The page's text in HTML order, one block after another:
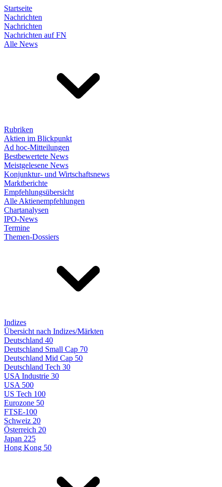
Startseite
Nachrichten
Nachrichten
Nachrichten auf FN
Alle News
Rubriken
Aktien im Blickpunkt
Ad hoc-Mitteilungen
Bestbewertete News
Meistgelesene News
Konjunktur- und Wirtschaftsnews
Marktberichte
Empfehlungsübersicht
Alle Aktienempfehlungen
Chartanalysen
IPO-News
Termine
Themen-Dossiers
Indizes
Übersicht nach Indizes/Märkten
Deutschland 40
Deutschland Small Cap 70
Deutschland Mid Cap 50
Deutschland Tech 30
USA Industrie 30
USA 500
US Tech 100
Eurozone 50
FTSE-100
Schweiz 20
Österreich 20
Japan 225
Hong Kong 50